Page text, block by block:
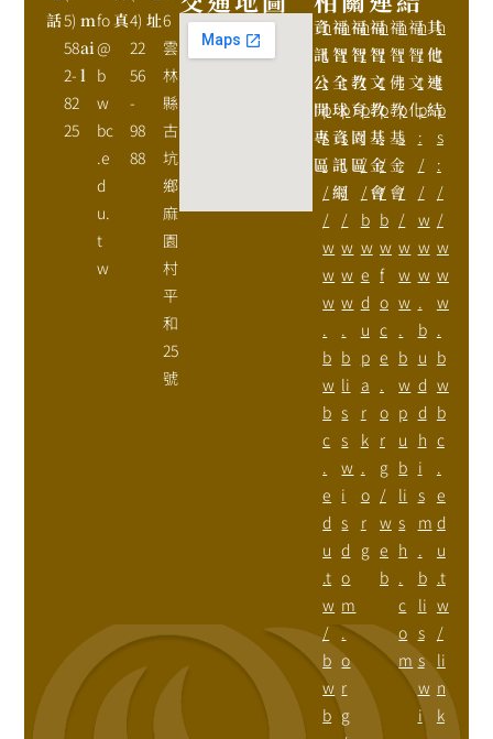
話5)
58
2-
82
25
m
ai
l
fo
@
b
w
bc
.e
d
u.
t
w
真4)
22
56
-
98
88
址6
雲
林
縣
古
坑
鄉
麻
園
村
平
和
25
號
資
訊
公
開
專
區
h
t
t
p
s
:
/
/
w
w
w
.
b
w
b
c
.
e
d
u
.t
w
/
b
w
b
福
智
全
球
資
訊
網
h
t
t
p
s
:
/
/
w
w
w
.
b
li
s
s
w
i
s
d
o
m
.
o
r
g
福
智
教
育
園
區
h
t
t
p
:
/
/
b
w
e
d
u
p
a
r
k
.
o
r
g
福
智
文
教
基
金
會
h
t
t
p
:
/
/
b
w
f
o
c
e
.
o
r
g
/
w
e
b
福
智
佛
教
基
金
會
h
t
t
p
s
:
/
/
w
w
w
.
b
w
p
u
b
li
s
h
.
c
o
m
福
智
文
化
h
t
t
p
:
/
/
w
w
w
.
b
u
d
d
h
i
s
m
.
b
li
s
s
w
i
其
他
連
結
h
t
t
p
s
:
/
/
w
w
w
.
b
w
b
c
.
e
d
u
.t
w
/
li
n
k